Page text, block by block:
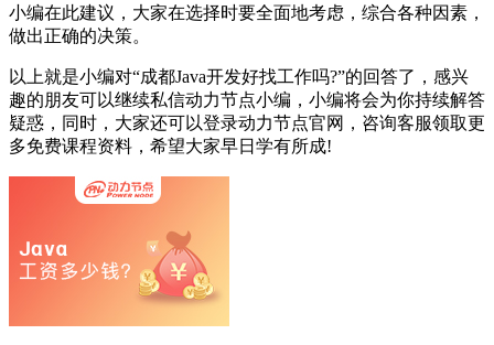
小编在此建议，大家在选择时要全面地考虑，综合各种因素，
做出正确的决策。
以上就是小编对“成都Java开发好找工作吗?”的回答了，感兴
趣的朋友可以继续私信动力节点小编，小编将会为你持续解答
疑惑，同时，大家还可以登录动力节点官网，咨询客服领取更
多免费课程资料，希望大家早日学有所成!